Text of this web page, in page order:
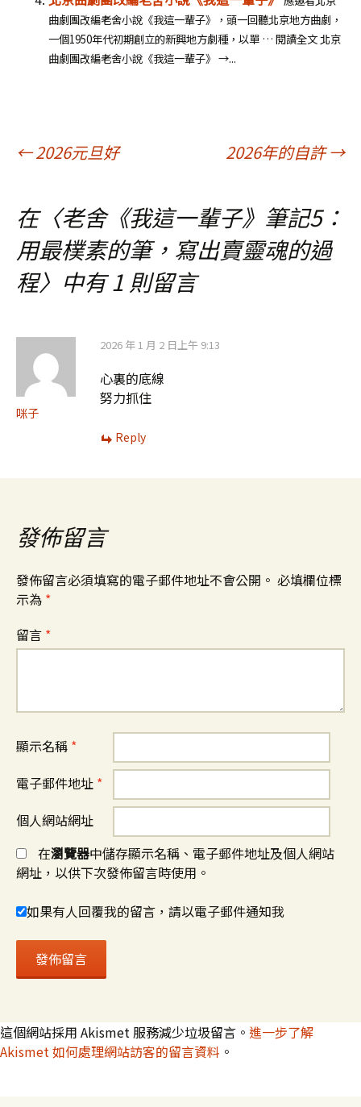
曲劇團改編老舍小說《我這一輩子》，頭一回聽北京地方曲劇，
一個1950年代初期創立的新興地方劇種，以單 … 閱讀全文 北京
曲劇團改編老舍小說《我這一輩子》 →...
文
章
導
←2026元旦好 2026年的自許→
在〈老舍《我這一輩子》筆記5：
用最樸素的筆，寫出賣靈魂的過
程〉中有 1 則留言
咪子
2026 年 1 月 2 日上午 9:13
心裏的底線
努力抓住
Reply
發佈留言
發佈留言必須填寫的電子郵件地址不會公開。 必填欄位標
示為 *
留言 *
顯示名稱 *
電子郵件地址 *
個人網站網址
在瀏覽器中儲存顯示名稱、電子郵件地址及個人網站
網址，以供下次發佈留言時使用。
如果有人回覆我的留言，請以電子郵件通知我
這個網站採用 Akismet 服務減少垃圾留言。 進一步了解
Akismet 如何處理網站訪客的留言資料 。